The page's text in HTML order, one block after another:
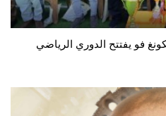
فو يفتتح الدوري الرياضي